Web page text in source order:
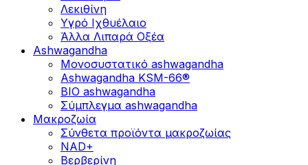
Λεκιθίνη
Υγρό Ιχθυέλαιο
Άλλα Λιπαρά Οξέα
Ashwagandha
Μονοσυστατικό ashwagandha
Ashwagandha KSM-66®
BIO ashwagandha
Σύμπλεγμα ashwagandha
Μακροζωία
Σύνθετα προϊόντα μακροζωίας
NAD+
Βερβερίνη